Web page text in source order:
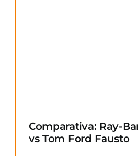
Comparativa: Ray-
vs Tom Ford Fausto